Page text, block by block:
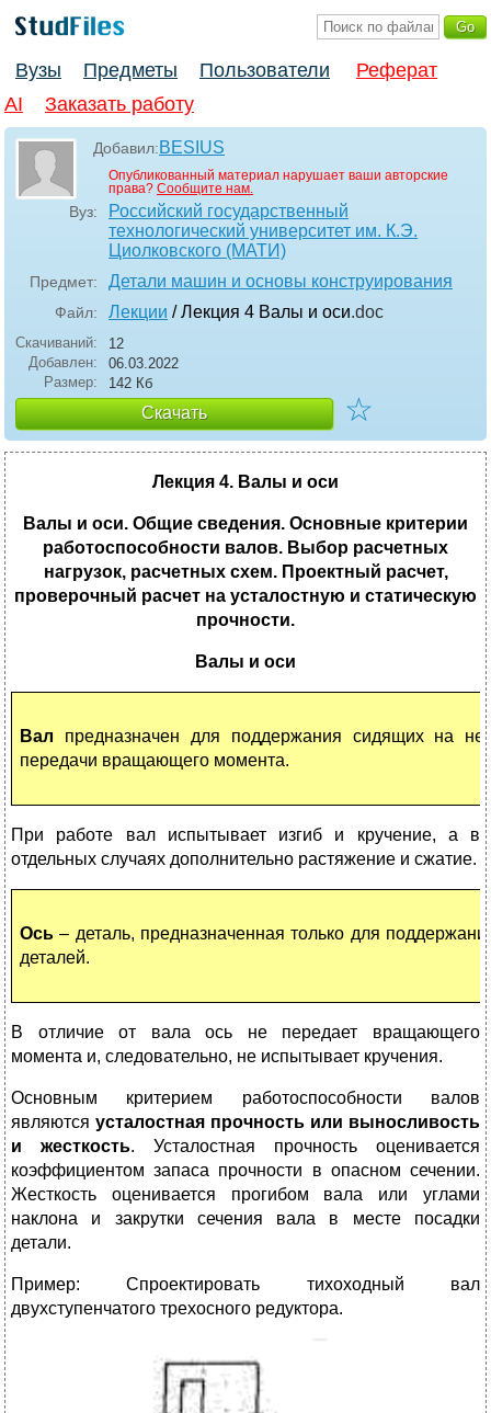
Вузы Предметы Пользователи
Реферат
AI
Заказать работу
Добавил:BESIUS
Опубликованный материал нарушает ваши авторские
права? Сообщите нам.
Вуз:
Российский государственный
технологический университет им. К.Э.
Циолковского (МАТИ)
Предмет: Детали машин и основы конструирования
Файл: Лекции / Лекция 4 Валы и оси.doc
Скачиваний:
12
Добавлен:
06.03.2022
Размер:
142 Кб
Скачать ☆
Лекция 4. Валы и оси
Валы и оси. Общие сведения. Основные критерии
работоспособности валов. Выбор расчетных
нагрузок, расчетных схем. Проектный расчет,
проверочный расчет на усталостную и статическую
прочности.
Валы и оси
Вал предназначен для поддержания сидящих на
передачи вращающего момента.
При работе вал испытывает изгиб и кручение, а в
отдельных случаях дополнительно растяжение и сжатие.
Ось – деталь, предназначенная только для
деталей.
В отличие от вала ось не передает вращающего
момента и, следовательно, не испытывает кручения.
Основным критерием работоспособности валов
являются усталостная прочность или выносливость
и жесткость. Усталостная прочность оценивается
коэффициентом запаса прочности в опасном сечении.
Жесткость оценивается прогибом вала или углами
наклона и закрутки сечения вала в месте посадки
детали.
Пример: Спроектировать тихоходный вал
двухступенчатого трехосного редуктора.